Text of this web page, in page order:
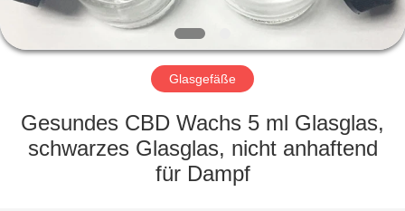
ÜBER
UNS
FABRIK
TOUR
Glasgefäße
Gesundes CBD Wachs 5 ml Glasglas,
schwarzes Glasglas, nicht anhaftend
für Dampf